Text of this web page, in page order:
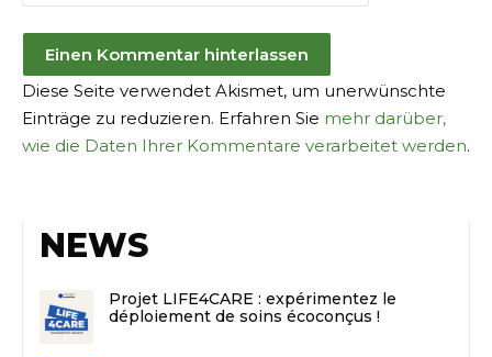
Diese Seite verwendet Akismet, um unerwünschte
Einträge zu reduzieren. Erfahren Sie mehr darüber,
wie die Daten Ihrer Kommentare verarbeitet werden.
NEWS
Projet LIFE4CARE : expérimentez le
déploiement de soins écoconçus !